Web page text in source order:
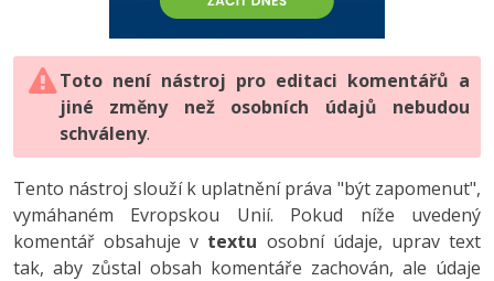
HTML5, CSS3, Bootstrap, SEO
SQL a databáze
Testování a verzování
UML a návrhové vzory
React
PHP
JavaScript
Python
HTML / CSS
UML a návrhové vzory
Vývojář mobilních aplikací
C# Game developer
Tester
Systémový administrátor
-80%
JavaScript -80%
PHP -80%
Swift -80%
-80%
Digitální gramotnost
Marketing
WordPress
SEO
UX
-80%
Adobe Illustrator -80%
Adobe Lightroom
Adobe XD
Adobe InDesign -25%
Toto není nástroj pro editaci komentářů a
jiné změny než osobních údajů nebudou
schváleny.
Tento nástroj slouží k uplatnění práva "být zapomenut",
vymáhaném Evropskou Unií. Pokud níže uvedený
komentář obsahuje v textu osobní údaje, uprav text
tak, aby zůstal obsah komentáře zachován, ale údaje